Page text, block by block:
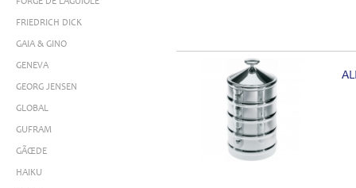
FRIEDRICH DICK
GAIA & GINO
GENEVA
GEORG JENSEN
GLOBAL
GUFRAM
GÃŒDE
HAIKU